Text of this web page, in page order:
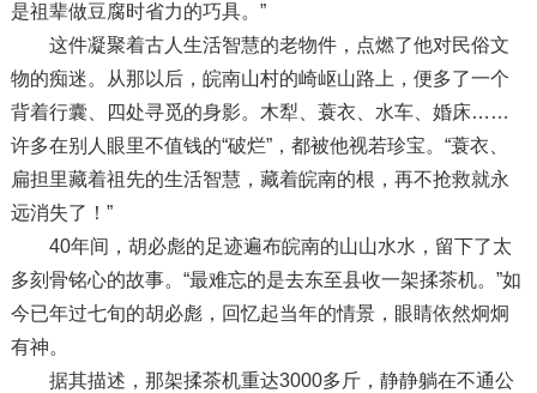
是祖辈做豆腐时省力的巧具。”
这件凝聚着古人生活智慧的老物件，点燃了他对民俗文
物的痴迷。从那以后，皖南山村的崎岖山路上，便多了一个
背着行囊、四处寻觅的身影。木犁、蓑衣、水车、婚床……
许多在别人眼里不值钱的“破烂”，都被他视若珍宝。“蓑衣、
扁担里藏着祖先的生活智慧，藏着皖南的根，再不抢救就永
远消失了！”
40年间，胡必彪的足迹遍布皖南的山山水水，留下了太
多刻骨铭心的故事。“最难忘的是去东至县收一架揉茶机。”如
今已年过七旬的胡必彪，回忆起当年的情景，眼睛依然炯炯
有神。
据其描述，那架揉茶机重达3000多斤，静静躺在不通公